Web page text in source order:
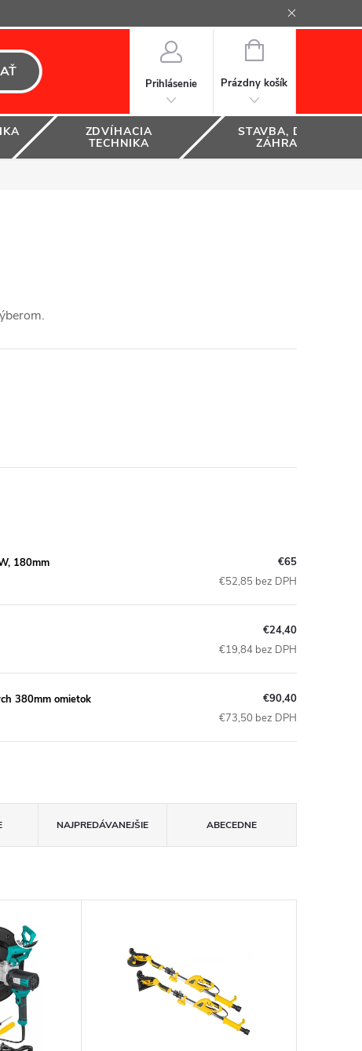
Prihlásenie
NÁKUPNÝ
Prázdny košík
ZDVÍHACIA
TECHNIKA
STAVBA, DOM A
ZÁHRADA
180mm
€65
€52,85 bez DPH
€24,40
€19,84 bez DPH
380mm omietok
€90,40
€73,50 bez DPH
NAJPREDÁVANEJŠIE ABECEDNE